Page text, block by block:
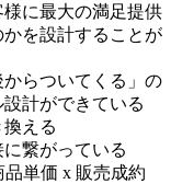
に最大の満足提供
を設計することが
からついてくる」の
計ができている
える
繋がっている
単価 x 販売成約